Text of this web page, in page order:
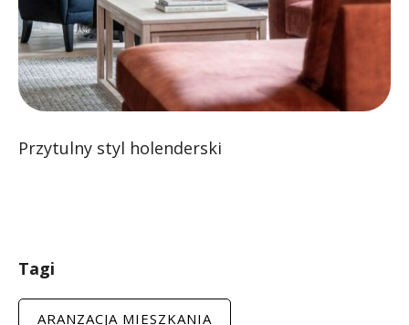
Przytulny styl holenderski
Tagi
ARANZACJA MIESZKANIA